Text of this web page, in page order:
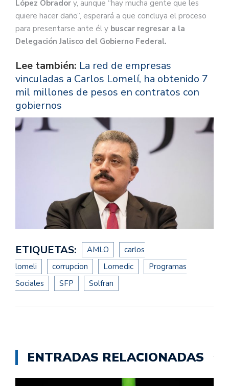
López Obrador y, aunque “hay mucha gente que les
quiere hacer daño”, esperará a que concluya el proceso
para presentarse ante él y buscar regresar a la
Delegación Jalisco del Gobierno Federal.
Lee también: La red de empresas
vinculadas a Carlos Lomelí, ha obtenido 7
mil millones de pesos en contratos con
gobiernos
ETIQUETAS: AMLO
carlos
lomeli
corrupcion Lomedic
Programas
Sociales
SFP Solfran
ENTRADAS RELACIONADAS